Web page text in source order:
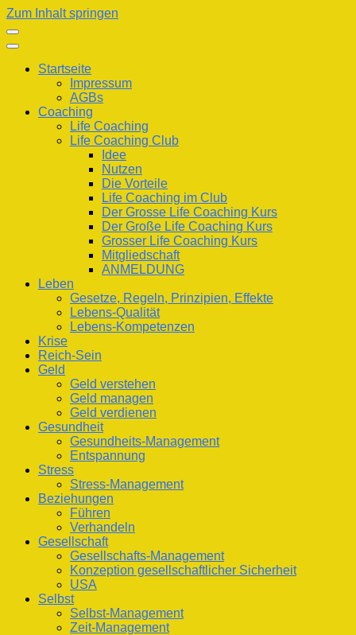
Zum Inhalt springen
Startseite
Impressum
AGBs
Coaching
Life Coaching
Life Coaching Club
Idee
Nutzen
Die Vorteile
Life Coaching im Club
Der Grosse Life Coaching Kurs
Der Große Life Coaching Kurs
Grosser Life Coaching Kurs
Mitgliedschaft
ANMELDUNG
Leben
Gesetze, Regeln, Prinzipien, Effekte
Lebens-Qualität
Lebens-Kompetenzen
Krise
Reich-Sein
Geld
Geld verstehen
Geld managen
Geld verdienen
Gesundheit
Gesundheits-Management
Entspannung
Stress
Stress-Management
Beziehungen
Führen
Verhandeln
Gesellschaft
Gesellschafts-Management
Konzeption gesellschaftlicher Sicherheit
USA
Selbst
Selbst-Management
Zeit-Management